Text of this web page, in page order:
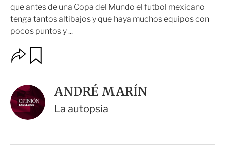
que antes de una Copa del Mundo el futbol mexicano
tenga tantos altibajos y que haya muchos equipos con
pocos puntos y ...
O
p
o
n
e
s
c
a
r
ANDRÉ MARÍN
La autopsia